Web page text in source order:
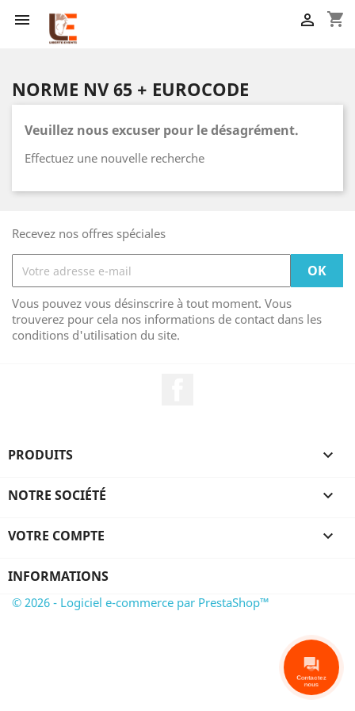
 shopping_cart

NORME NV 65 + EUROCODE
Veuillez nous excuser pour le désagrément.
Effectuez une nouvelle recherche
Recevez nos offres spéciales
Vous pouvez vous désinscrire à tout moment. Vous
trouverez pour cela nos informations de contact dans les
conditions d'utilisation du site.
PRODUITS 
NOTRE SOCIÉTÉ 
VOTRE COMPTE 
INFORMATIONS
nous
© 2026 - Logiciel e-commerce par PrestaShop™